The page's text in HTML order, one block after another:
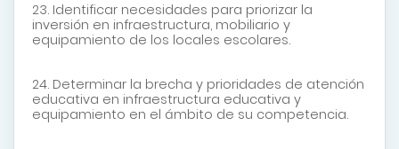
23. Identificar necesidades para priorizar la
inversión en infraestructura, mobiliario y
equipamiento de los locales escolares.
24. Determinar la brecha y prioridades de atención
educativa en infraestructura educativa y
equipamiento en el ámbito de su competencia.